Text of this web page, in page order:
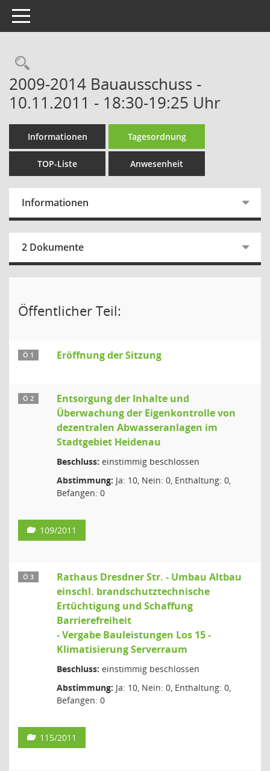
Toggle navigation
Rechercheauswahl
2009-2014 Bauausschuss -
10.11.2011 - 18:30-19:25 Uhr
Informationen Tagesordnung
TOP-Liste Anwesenheit
Informationen
2 Dokumente
Öffentlicher Teil:
Ö 1 Eröffnung der Sitzung
Ö 2
Entsorgung der Inhalte und
Überwachung der Eigenkontrolle von
dezentralen Abwasseranlagen im
Stadtgebiet Heidenau
Beschluss: einstimmig beschlossen
Abstimmung: Ja: 10, Nein: 0, Enthaltung: 0,
Befangen: 0
109/2011
Ö 3
Rathaus Dresdner Str. - Umbau Altbau
einschl. brandschutztechnische
Ertüchtigung und Schaffung
Barrierefreiheit
- Vergabe Bauleistungen Los 15 -
Klimatisierung Serverraum
Beschluss: einstimmig beschlossen
Abstimmung: Ja: 10, Nein: 0, Enthaltung: 0,
Befangen: 0
115/2011